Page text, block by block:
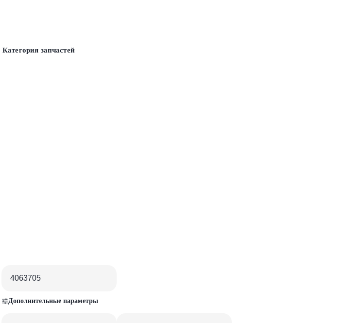
Категория запчастей
Дополнительные параметры